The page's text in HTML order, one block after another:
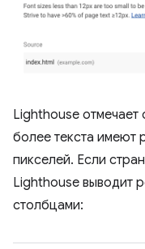
Lighthouse отмечает
более текста имеют
пикселей. Если
Lighthouse выводит
столбцами: